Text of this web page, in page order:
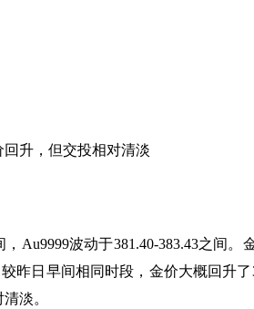
升，但交投相对清淡
Au9999波动于381.40-383.43之间
昨日早间相同时段，金价大概回升
淡。